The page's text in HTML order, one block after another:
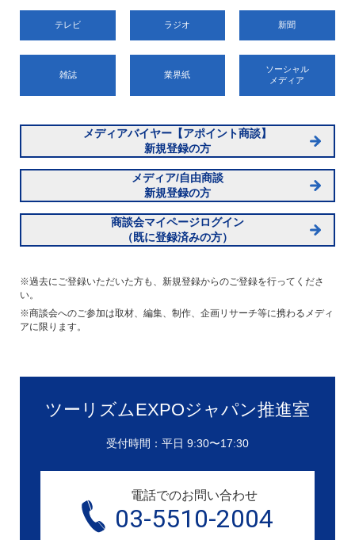
テレビ ラジオ 新聞
雑誌 業界紙
ソーシャル
メディア
メディアバイヤー【アポイント商談】
新規登録の方
メディア/自由商談
新規登録の方
商談会マイページログイン
（既に登録済みの方）
※過去にご登録いただいた方も、新規登録からのご登録を行ってくださ
い。
※商談会へのご参加は取材、編集、制作、企画リサーチ等に携わるメディ
アに限ります。
ツーリズムEXPOジャパン推進室
受付時間：平日 9:30〜17:30
電話でのお問い合わせ
03-5510-2004